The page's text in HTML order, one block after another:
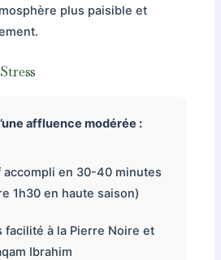
plus paisible et
affluence modérée :
accompli en 30-40 minutes
1h30 en haute saison)
facilité à la Pierre Noire et
Ibrahim